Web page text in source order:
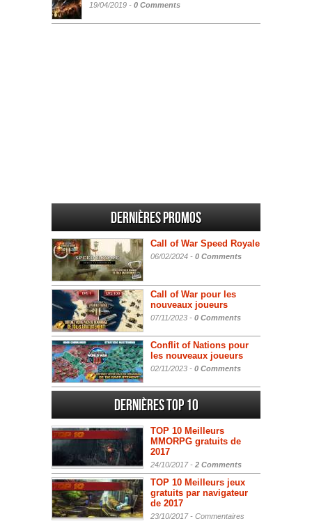
19/04/2019 - 0 Comments
Dernières promos
Call of War Speed Royale
06/02/2024 - 0 Comments
Call of War pour les
nouveaux joueurs
07/11/2023 - 0 Comments
Conflit of Nations pour
les nouveaux joueurs
02/11/2023 - 0 Comments
Dernières Top 10
TOP 10 Meilleurs
MMORPG gratuits de
2017
24/10/2017 - 2 Comments
TOP 10 Meilleurs jeux
gratuits par navigateur
de 2017
23/10/2017 - Commentaires